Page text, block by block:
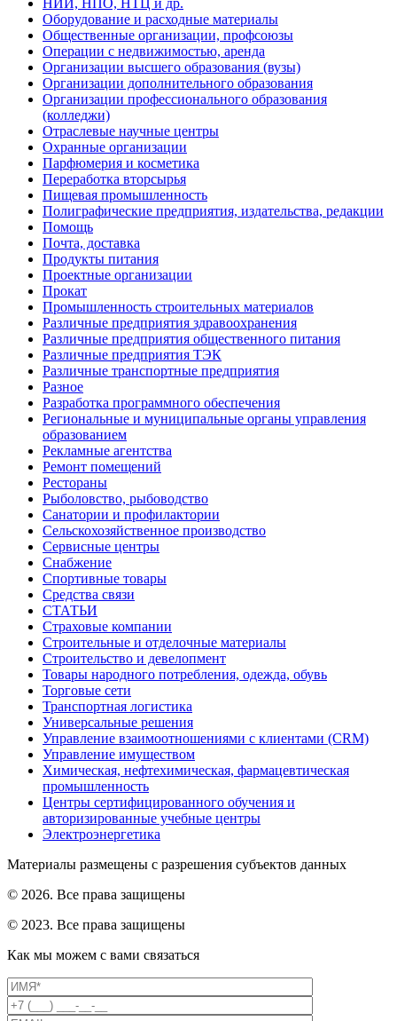
Оборудование и расходные материалы
Общественные организации, профсоюзы
Операции с недвижимостью, аренда
Организации высшего образования (вузы)
Организации дополнительного образования
Организации профессионального образования
(колледжи)
Отраслевые научные центры
Охранные организации
Парфюмерия и косметика
Переработка вторсырья
Пищевая промышленность
Полиграфические предприятия, издательства, редакции
Помощь
Почта, доставка
Продукты питания
Проектные организации
Прокат
Промышленность строительных материалов
Различные предприятия здравоохранения
Различные предприятия общественного питания
Различные предприятия ТЭК
Различные транспортные предприятия
Разное
Разработка программного обеспечения
Региональные и муниципальные органы управления
образованием
Рекламные агентства
Ремонт помещений
Рестораны
Рыболовство, рыбоводство
Санатории и профилактории
Сельскохозяйственное производство
Сервисные центры
Снабжение
Спортивные товары
Средства связи
СТАТЬИ
Страховые компании
Строительные и отделочные материалы
Строительство и девелопмент
Товары народного потребления, одежда, обувь
Торговые сети
Транспортная логистика
Универсальные решения
Управление взаимоотношениями с клиентами (CRM)
Управление имуществом
Химическая, нефтехимическая, фармацевтическая
промышленность
Центры сертифицированного обучения и
авторизированные учебные центры
Электроэнергетика
Материалы размещены с разрешения субъектов данных
© 2026. Все права защищены
© 2023. Все права защищены
Как мы можем с вами связаться